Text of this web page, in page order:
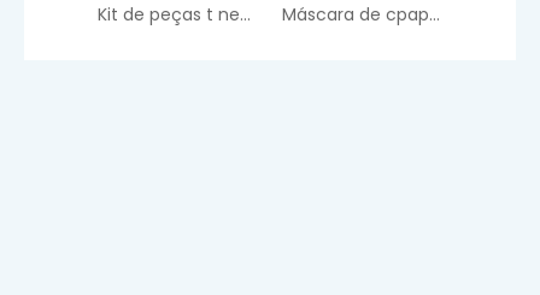
Kit de peças t nebulizador Máscara de cpap de rosto completo de silicone